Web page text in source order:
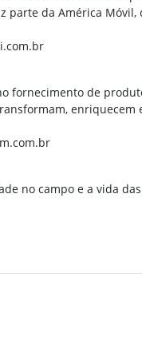
da América
fornecimento de
no campo e a vida